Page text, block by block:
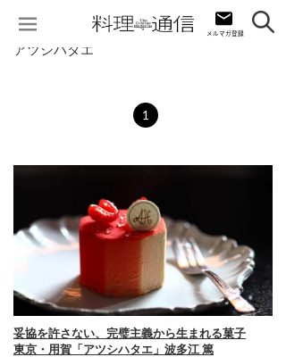
アツシハタエ
1
妥協を許さない、完璧主義から生まれる菓子
東京・用賀「アツシハタエ」波多江 篤